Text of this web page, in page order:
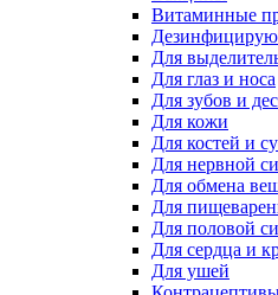
Витаминные
Для
Для глаз и носа
Для зубов и
Для кожи
Для костей и
Для нервной
Для обмена
Для
Для половой
Для сердца и
Для ушей